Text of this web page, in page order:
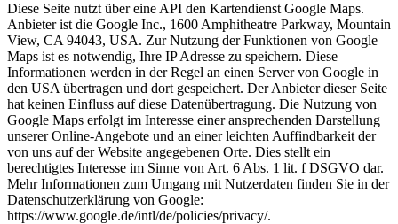
Diese Seite nutzt über eine API den Kartendienst Google Maps.
Anbieter ist die Google Inc., 1600 Amphitheatre Parkway, Mountain
View, CA 94043, USA. Zur Nutzung der Funktionen von Google
Maps ist es notwendig, Ihre IP Adresse zu speichern. Diese
Informationen werden in der Regel an einen Server von Google in
den USA übertragen und dort gespeichert. Der Anbieter dieser Seite
hat keinen Einfluss auf diese Datenübertragung. Die Nutzung von
Google Maps erfolgt im Interesse einer ansprechenden Darstellung
unserer Online-Angebote und an einer leichten Auffindbarkeit der
von uns auf der Website angegebenen Orte. Dies stellt ein
berechtigtes Interesse im Sinne von Art. 6 Abs. 1 lit. f DSGVO dar.
Mehr Informationen zum Umgang mit Nutzerdaten finden Sie in der
Datenschutzerklärung von Google:
https://www.google.de/intl/de/policies/privacy/.